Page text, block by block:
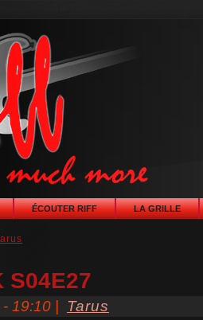
ÉCOUTER RIFF LA GRILLE
S04E27
19:10 | Tarus